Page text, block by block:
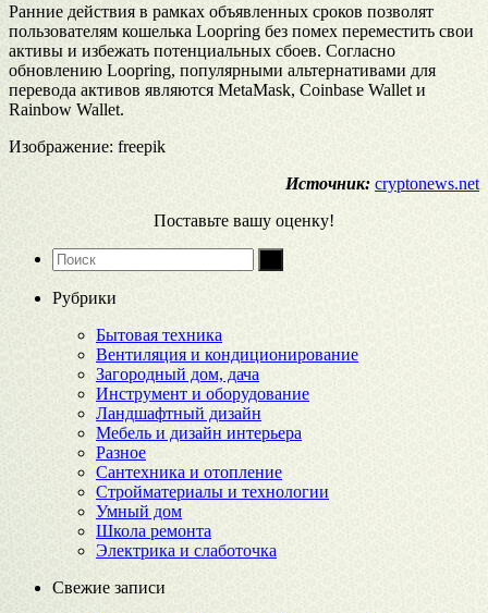
Ранние действия в рамках объявленных сроков позволят
пользователям кошелька Loopring без помех переместить свои
активы и избежать потенциальных сбоев. Согласно
обновлению Loopring, популярными альтернативами для
перевода активов являются MetaMask, Coinbase Wallet и
Rainbow Wallet.
Изображение: freepik
Источник: cryptonews.net
Поставьте вашу оценку!
Рубрики
Бытовая техника
Вентиляция и кондиционирование
Загородный дом, дача
Инструмент и оборудование
Ландшафтный дизайн
Мебель и дизайн интерьера
Разное
Сантехника и отопление
Стройматериалы и технологии
Умный дом
Школа ремонта
Электрика и слаботочка
Свежие записи